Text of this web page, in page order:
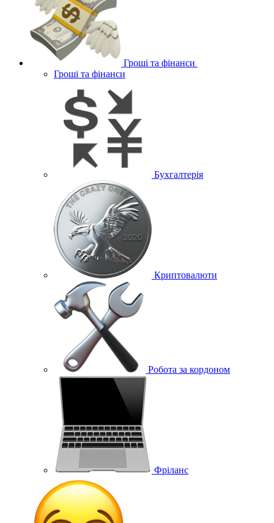
Гроші та фінанси
Гроші та фінанси
Бухгалтерія
Криптовалюти
Робота за кордоном
Фріланс